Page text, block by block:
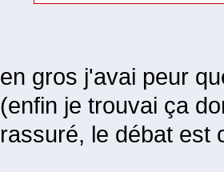
en gros j'avai peur
(enfin je trouvai ça
rassuré, le débat est